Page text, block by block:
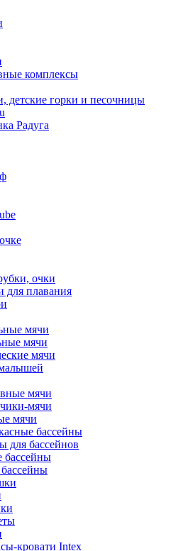
комплексы
детские горки и песочницы
Радуга
очки
для плавания
мячи
мячи
мячи
мячи
мячи
мячи
бассейны
для бассейнов
бассейны
кровати Intex